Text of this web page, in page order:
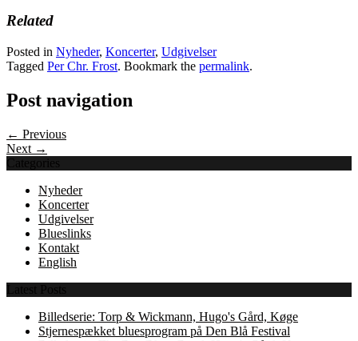
Twitter
(Opens
new
window)
new
window)
Related
Posted in Nyheder, Koncerter, Udgivelser
Tagged Per Chr. Frost. Bookmark the permalink.
Post navigation
← Previous
Next →
Categories
Nyheder
Koncerter
Udgivelser
Blueslinks
Kontakt
English
Latest Posts
Billedserie: Torp & Wickmann, Hugo's Gård, Køge
Stjernespækket bluesprogram på Den Blå Festival